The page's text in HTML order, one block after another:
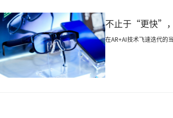
不止于“更快”
在AR+AI技术飞速迭代的